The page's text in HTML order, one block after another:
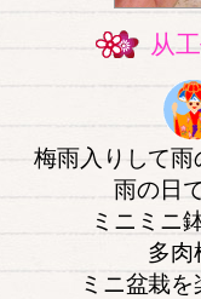
从
梅雨入りして雨
雨の日
ミニミニ
多肉
ミニ盆栽